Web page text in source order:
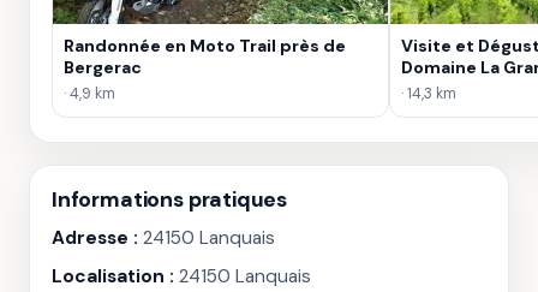
Randonnée en Moto Trail près de
Bergerac
· 4,9 km
Visite et
Domaine La
· 14,3 km
Informations pratiques
Adresse : 24150 Lanquais
Localisation : 24150 Lanquais